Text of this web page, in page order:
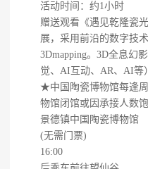
活动时间：约1小时
赠送观看《遇见乾隆瓷
展，采用前沿的数字技
3Dmapping。3D全息幻
觉、AI互动、AR、AI等
★中国陶瓷博物馆每逢
物馆闭馆或因承接人数
景德镇中国陶瓷博物馆
(无需门票)
16:00